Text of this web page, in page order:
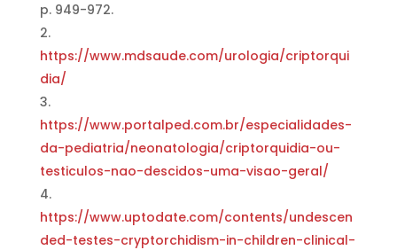
p. 949-972.
https://www.mdsaude.com/urologia/criptorqui
dia/
https://www.portalped.com.br/especialidades-
da-pediatria/neonatologia/criptorquidia-ou-
testiculos-nao-descidos-uma-visao-geral/
https://www.uptodate.com/contents/undescen
ded-testes-cryptorchidism-in-children-clinical-